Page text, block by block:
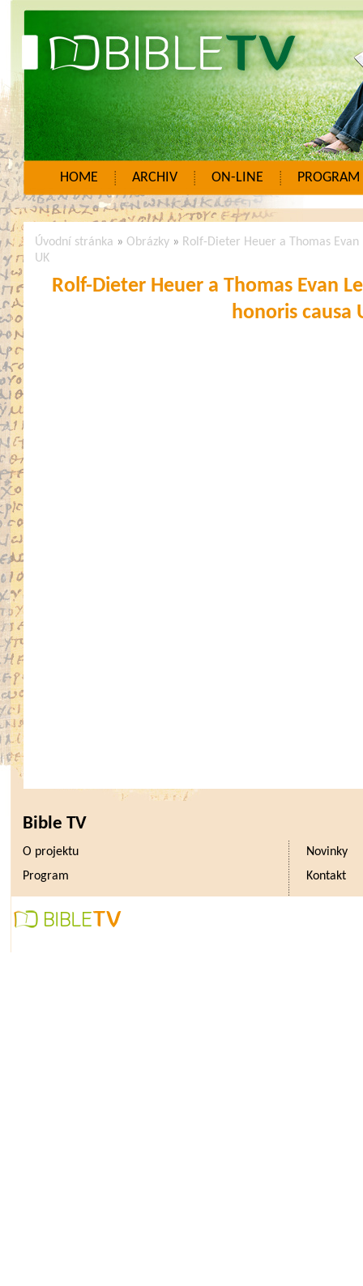
HOME ARCHIV ON-LINE PROGRAM
Úvodní stránka » Obrázky » Rolf-Dieter Heuer a Thomas
UK
Rolf-Dieter Heuer a Thomas Evan
honoris causa
Bible TV
O projektu
Novinky
Program
Kontakt